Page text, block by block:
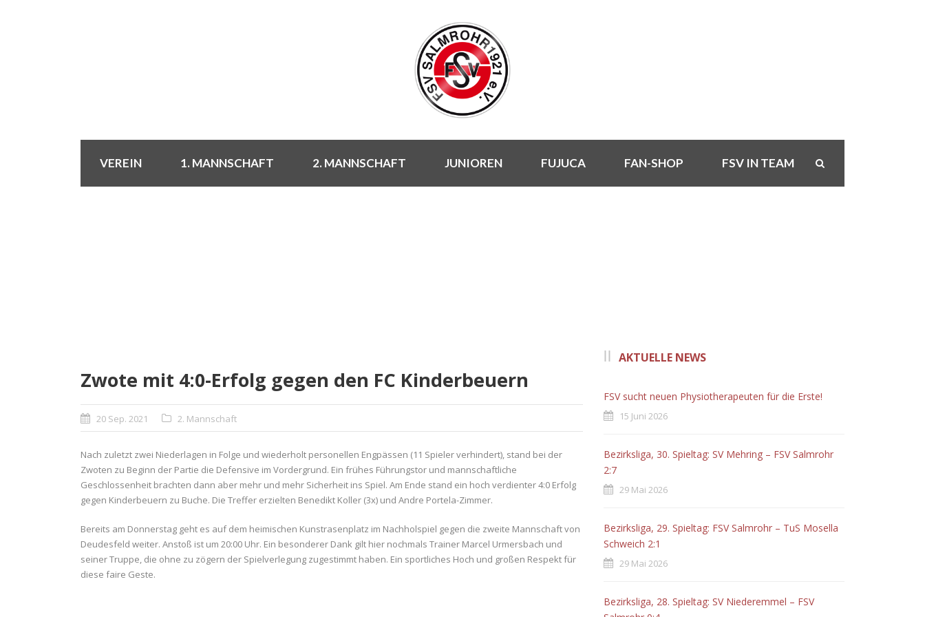
VEREIN 1. MANNSCHAFT 2. MANNSCHAFT JUNIOREN FUJUCA FAN-SHOP FSV IN TEAM
Zwote mit 4:0-Erfolg gegen den FC Kinderbeuern
20 Sep. 2021 2. Mannschaft
Nach zuletzt zwei Niederlagen in Folge und wiederholt personellen Engpässen (11 Spieler verhindert), stand bei der
Zwoten zu Beginn der Partie die Defensive im Vordergrund. Ein frühes Führungstor und mannschaftliche
Geschlossenheit brachten dann aber mehr und mehr Sicherheit ins Spiel. Am Ende stand ein hoch verdienter 4:0 Erfolg
gegen Kinderbeuern zu Buche. Die Treffer erzielten Benedikt Koller (3x) und Andre Portela-Zimmer.
Bereits am Donnerstag geht es auf dem heimischen Kunstrasenplatz im Nachholspiel gegen die zweite Mannschaft von
Deudesfeld weiter. Anstoß ist um 20:00 Uhr. Ein besonderer Dank gilt hier nochmals Trainer Marcel Urmersbach und
seiner Truppe, die ohne zu zögern der Spielverlegung zugestimmt haben. Ein sportliches Hoch und großen Respekt für
diese faire Geste.
AKTUELLE NEWS
FSV sucht neuen Physiotherapeuten für die Erste!
15 Juni 2026
Bezirksliga, 30. Spieltag: SV Mehring – FSV Salmrohr
2:7
29 Mai 2026
Bezirksliga, 29. Spieltag: FSV Salmrohr – TuS Mosella
Schweich 2:1
29 Mai 2026
Bezirksliga, 28. Spieltag: SV Niederemmel – FSV